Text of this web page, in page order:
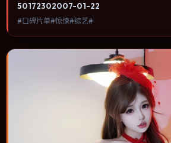
听语言统一，可作为休闲观影或类型片补片的
50172302007-01-22
#口碑片单#惊悚#综艺#